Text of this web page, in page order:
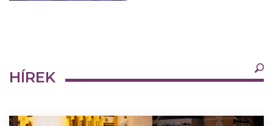
Legfrissebb Bármikor ×
HÍREK